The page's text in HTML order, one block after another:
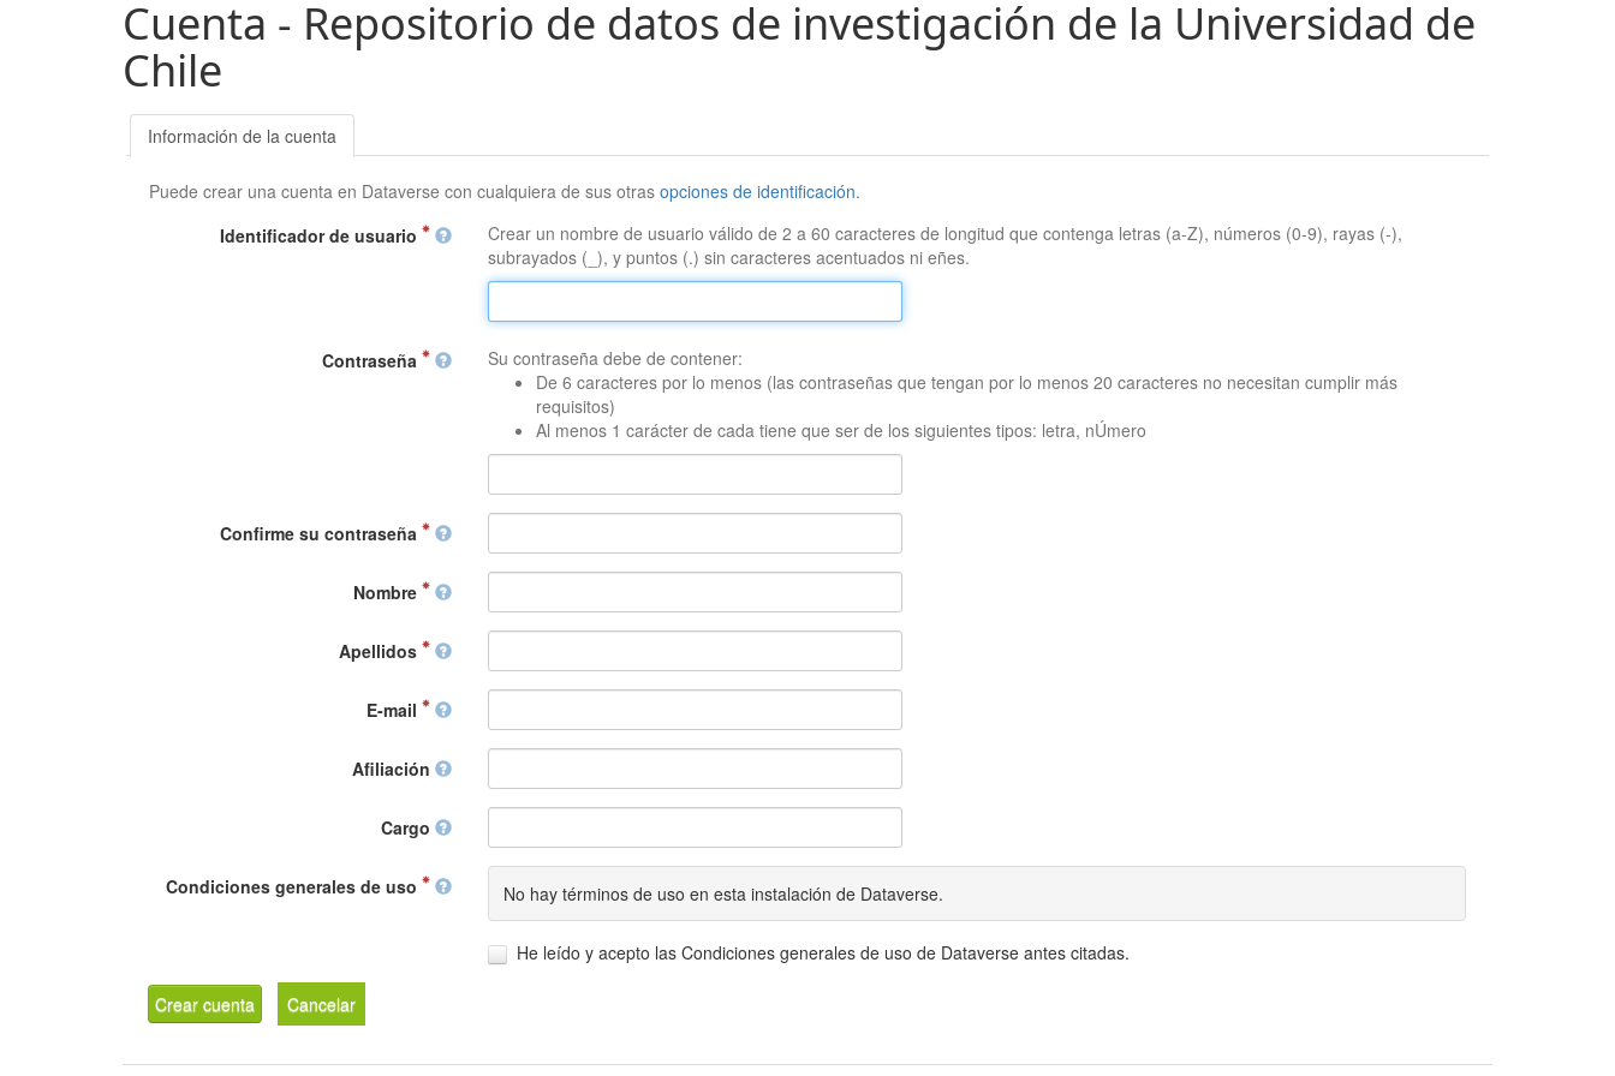
Cuenta - Repositorio de datos de investigación de la Universidad de
Chile
Información de la cuenta
Puede crear una cuenta en Dataverse con cualquiera de sus otrasopciones de identificación.
Identificador de usuario
Crear un nombre de usuario válido de 2 a 60 caracteres de longitud que contenga letras (a-Z), números (0-9), rayas (-),
subrayados (_), y puntos (.) sin caracteres acentuados ni eñes.
Contraseña
Su contraseña debe de contener:
De 6 caracteres por lo menos (las contraseñas que tengan por lo menos 20 caracteres no necesitan cumplir más
requisitos)
Al menos 1 carácter de cada tiene que ser de los siguientes tipos: letra, nÚmero
Confirme su contraseña
Nombre
Apellidos
E-mail
Afiliación
Cargo
Condiciones generales de uso No hay términos de uso en esta instalación de Dataverse.
He leído y acepto las Condiciones generales de uso de Dataverse antes citadas.
Crear cuenta Cancelar